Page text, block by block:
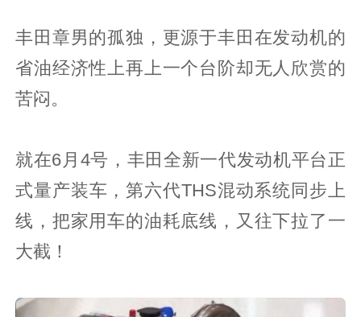
丰田章男的孤独，更源于丰田在发动机的
省油经济性上再上一个台阶却无人欣赏的
苦闷。
就在6月4号，丰田全新一代发动机平台正
式量产装车，第六代THS混动系统同步上
线，把家用车的油耗底线，又往下拉了一
大截！